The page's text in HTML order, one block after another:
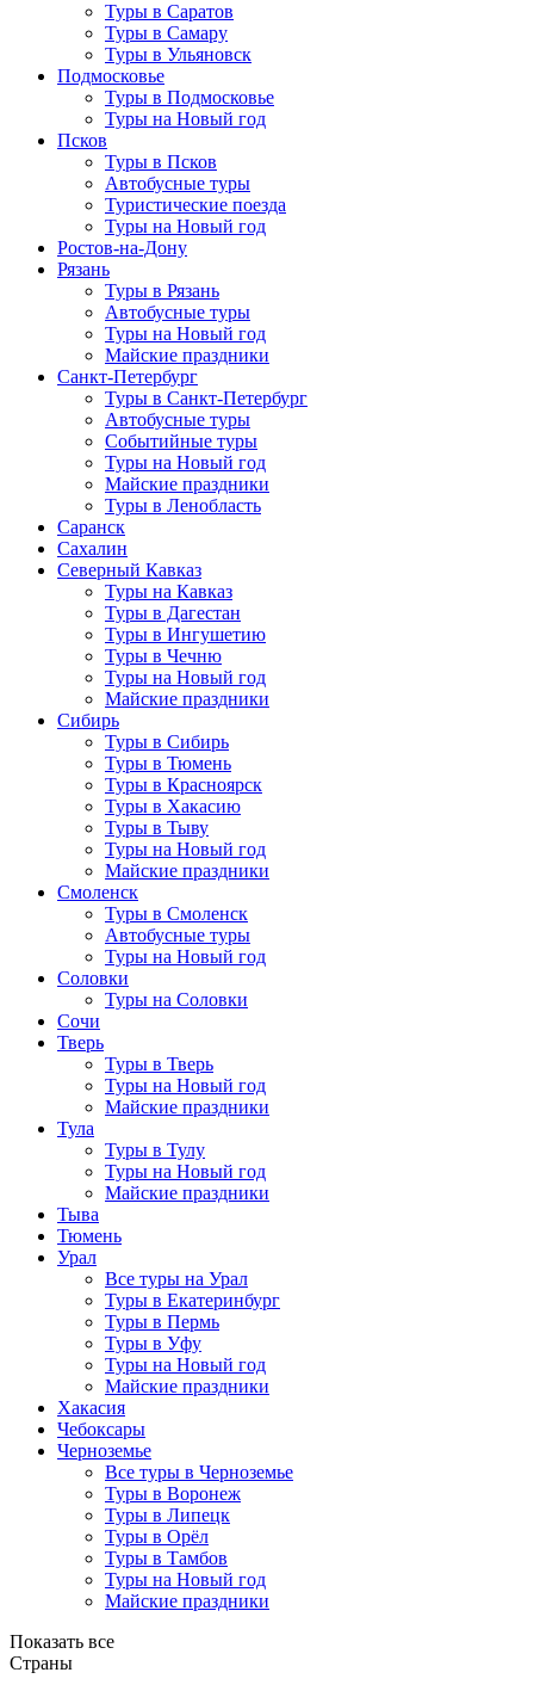
Туры в Саратов
Туры в Самару
Туры в Ульяновск
Подмосковье
Туры в Подмосковье
Туры на Новый год
Псков
Туры в Псков
Автобусные туры
Туристические поезда
Туры на Новый год
Ростов-на-Дону
Рязань
Туры в Рязань
Автобусные туры
Туры на Новый год
Майские праздники
Санкт-Петербург
Туры в Санкт-Петербург
Автобусные туры
Событийные туры
Туры на Новый год
Майские праздники
Туры в Ленобласть
Саранск
Сахалин
Северный Кавказ
Туры на Кавказ
Туры в Дагестан
Туры в Ингушетию
Туры в Чечню
Туры на Новый год
Майские праздники
Сибирь
Туры в Сибирь
Туры в Тюмень
Туры в Красноярск
Туры в Хакасию
Туры в Тыву
Туры на Новый год
Майские праздники
Смоленск
Туры в Смоленск
Автобусные туры
Туры на Новый год
Соловки
Туры на Соловки
Сочи
Тверь
Туры в Тверь
Туры на Новый год
Майские праздники
Тула
Туры в Тулу
Туры на Новый год
Майские праздники
Тыва
Тюмень
Урал
Все туры на Урал
Туры в Екатеринбург
Туры в Пермь
Туры в Уфу
Туры на Новый год
Майские праздники
Хакасия
Чебоксары
Черноземье
Все туры в Черноземье
Туры в Воронеж
Туры в Липецк
Туры в Орёл
Туры в Тамбов
Туры на Новый год
Майские праздники
Показать все
Страны